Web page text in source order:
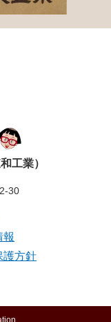
工業）
30
報
護方針